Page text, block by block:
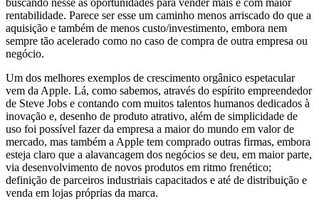
rentabilidade. Parece ser esse um caminho menos arriscado do que a
aquisição e também de menos custo/investimento, embora nem
sempre tão acelerado como no caso de compra de outra empresa ou
negócio.
Um dos melhores exemplos de crescimento orgânico espetacular
vem da Apple. Lá, como sabemos, através do espírito empreendedor
de Steve Jobs e contando com muitos talentos humanos dedicados à
inovação e, desenho de produto atrativo, além de simplicidade de
uso foi possível fazer da empresa a maior do mundo em valor de
mercado, mas também a Apple tem comprado outras firmas, embora
esteja claro que a alavancagem dos negócios se deu, em maior parte,
via desenvolvimento de novos produtos em ritmo frenético;
definição de parceiros industriais capacitados e até de distribuição e
venda em lojas próprias da marca.